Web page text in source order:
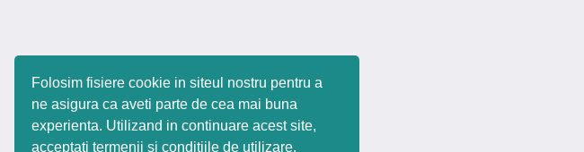
Folosim fisiere cookie in siteul nostru pentru a
ne asigura ca aveti parte de cea mai buna
experienta. Utilizand in continuare acest site,
acceptati termenii si conditiile de utilizare.